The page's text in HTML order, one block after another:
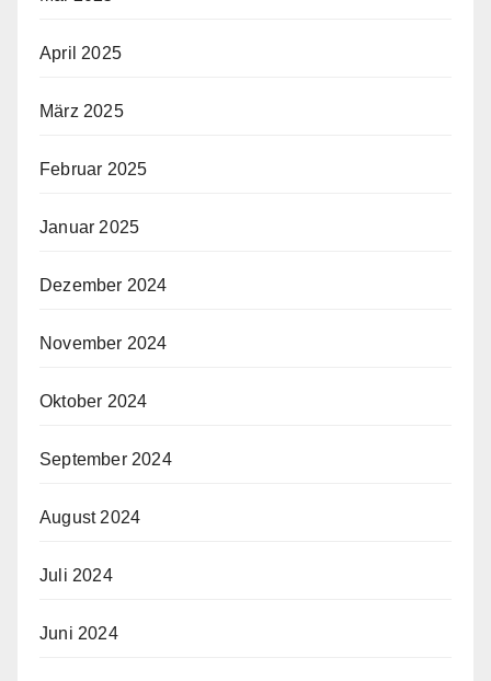
April 2025
März 2025
Februar 2025
Januar 2025
Dezember 2024
November 2024
Oktober 2024
September 2024
August 2024
Juli 2024
Juni 2024